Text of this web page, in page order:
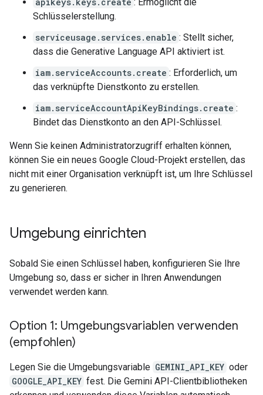
Schlüsselerstellung.
serviceusage.services.enable : Stellt sicher,
dass die Generative Language API aktiviert ist.
iam.serviceAccounts.create : Erforderlich, um
das verknüpfte Dienstkonto zu erstellen.
iam.serviceAccountApiKeyBindings.create :
Bindet das Dienstkonto an den API-Schlüssel.
Wenn Sie keinen Administratorzugriff erhalten können,
können Sie ein neues Google Cloud-Projekt erstellen, das
nicht mit einer Organisation verknüpft ist, um Ihre Schlüssel
zu generieren.
Umgebung einrichten
Sobald Sie einen Schlüssel haben, konfigurieren Sie Ihre
Umgebung so, dass er sicher in Ihren Anwendungen
verwendet werden kann.
Option 1: Umgebungsvariablen verwenden
(empfohlen)
Legen Sie die Umgebungsvariable GEMINI_API_KEY oder
GOOGLE_API_KEY fest. Die Gemini API-Clientbibliotheken